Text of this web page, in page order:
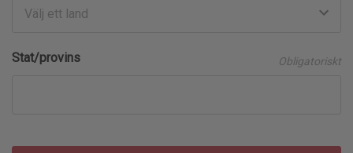
Stat/provins Obligatoriskt